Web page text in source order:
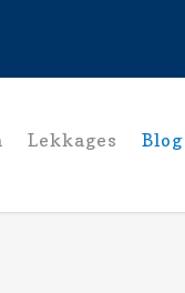
Lekkages Blog